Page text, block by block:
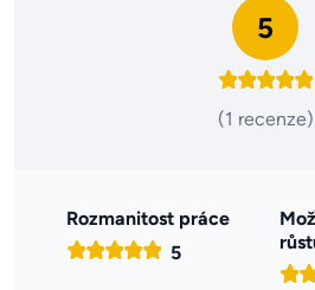
5
(1 recenze)
Rozmanitost práce
5